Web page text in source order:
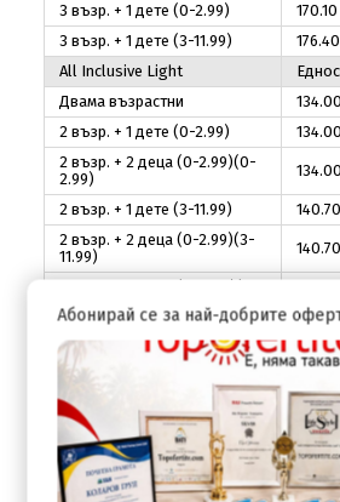
3 възр. + 1 дете (0-2.99)
170.10
3 възр. + 1 дете (3-11.99)
176.40
Аll Inclusive Light
Двама възрастни
134.00
2 възр. + 1 дете (0-2.99)
134.00
2 възр. + 2 деца (0-2.99)(0-
2.99)
134.00
2 възр. + 1 дете (3-11.99) 140.70
2 възр. + 2 деца (0-2.99)(3-
11.99)
140.70
11.99)
3 възр. + 1 дете (0-2.99)
180
3 възр. + 1 дете (3-11.99)
187.60
Аll Inclusive Light
Трима възрастни
174.00
3 възр. + 1 дете (0-2.99)
174.00
Абонирай се за най-добрите